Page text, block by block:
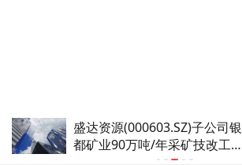
山东能源煤储公司将帅齐换！张
生刚接任董事长，郑金录任法定
代表人、总经理